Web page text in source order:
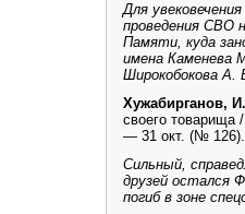
Для
проведения СВО
Памяти, куда
имена Каменева
Широкобокова А.
Хужабирганов,
своего товарища
— 31 окт. (№
Сильный,
друзей остался
погиб в зоне